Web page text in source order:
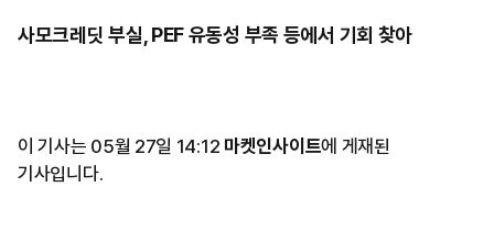
사모크레딧 부실, PEF 유동성 부족 등에서 기회 찾아
이 기사는 05월 27일 14:12 마켓인사이트에 게재된
기사입니다.